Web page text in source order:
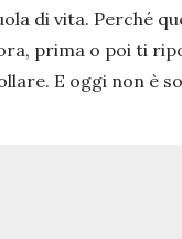
di vita. Perché
prima o poi ti
E oggi non è